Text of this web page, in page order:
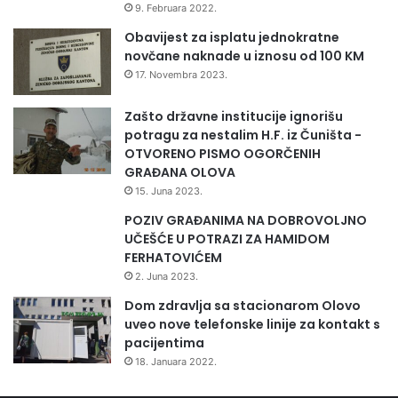
U ime Vlade Malezije, tadašnji premijer Muhammed
Mahatir izrazio je iskrenu žalost zbog smrti Izetbegovića.
“Predsjednik Izetbegović je bio veliki lider Bosne i
Hercegovine koji je cijeli svoj život posvetio dobrobiti svog
naroda, kao i njegovom napretku i prosperitetu. On je
također bio veliki prijatelj Malezije, koji je učinio mnogo za
jačanje odnosa između dviju zemalja”, istakao je Mahatir na
I tadašnji predsjednik Republike Hrvatske Stjepan Mesić
naglasio je da je Izetbegović svojom osobnošću i političkim
djelovanjem snažno obilježio zbivanja u BiH.
“Cijeli je svoj život podredio političkom djelovanju i nisu ga
slomile ni teške godine zatvorskog života. Neupitna je
9. Februara 2022.
Obavijest za isplatu jednokratne
novčane naknade u iznosu od 100 KM
17. Novembra 2023.
Zašto državne institucije ignorišu
potragu za nestalim H.F. iz Čuništa -
OTVORENO PISMO OGORČENIH
GRAĐANA OLOVA
15. Juna 2023.
POZIV GRAĐANIMA NA DOBROVOLJNO
UČEŠĆE U POTRAZI ZA HAMIDOM
FERHATOVIĆEM
2. Juna 2023.
Dom zdravlja sa stacionarom Olovo
uveo nove telefonske linije za kontakt s
pacijentima
18. Januara 2022.